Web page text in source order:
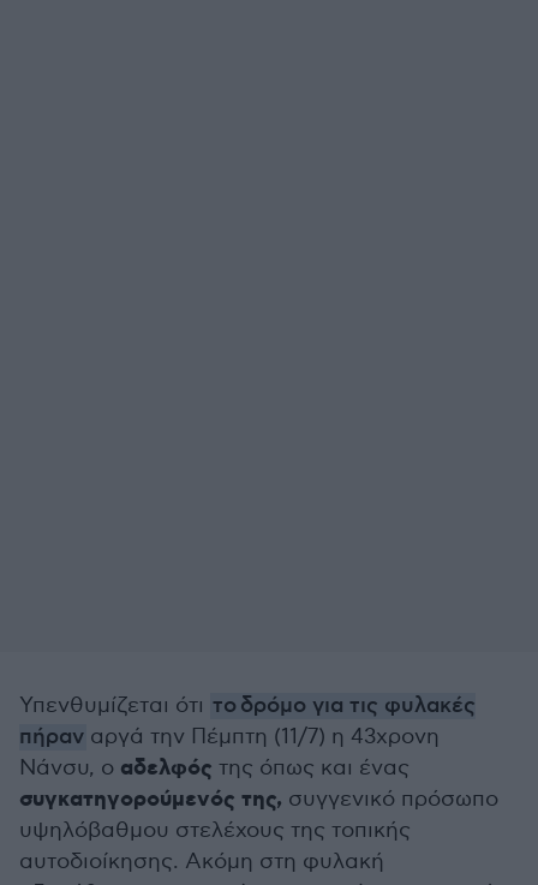
Υπενθυμίζεται ότι το δρόμο για τις φυλακές
πήραν αργά την Πέμπτη (11/7) η 43χρονη
Νάνσυ, ο αδελφός της όπως και ένας
συγκατηγορούμενός της, συγγενικό πρόσωπο
υψηλόβαθμου στελέχους της τοπικής
αυτοδιοίκησης. Ακόμη στη φυλακή